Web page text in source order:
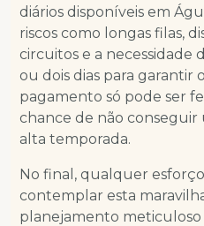
diários disponíveis em
riscos como longas filas,
circuitos e a necessidade
ou dois dias para garantir
pagamento só pode ser
chance de não conseguir
alta temporada.
No final, qualquer
contemplar esta
planejamento